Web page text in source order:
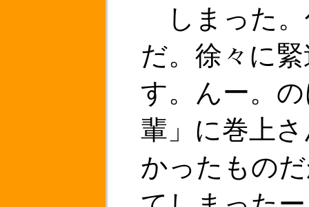
しまった。
だ。徐々に
す。んー。
輩」に巻上
かったもの